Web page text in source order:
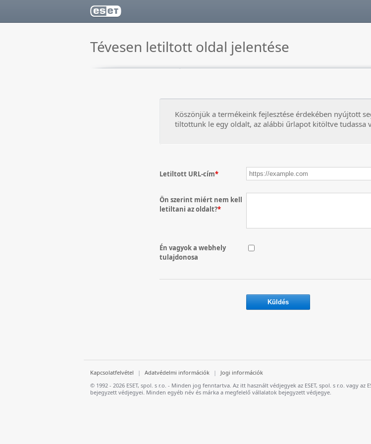
Tévesen letiltott oldal jelentése
Köszönjük a termékeink fejlesztése érdekében nyújtott
tiltottunk le egy oldalt, az alábbi űrlapot kitöltve tudassa
Letiltott URL-cím*
Ön szerint miért nem kell
letiltani az oldalt?*
Én vagyok a webhely
tulajdonosa
Kapcsolatfelvétel | Adatvédelmi információk |
Jogi információk
© 1992 - 2026 ESET, spol. s r.o. - Minden jog fenntartva. Az itt használt védjegyek az ESET, spol. s r.o. vagy az
bejegyzett védjegyei. Minden egyéb név és márka a megfelelő vállalatok bejegyzett védjegye.